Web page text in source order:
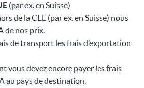
(par ex. en Suisse)
de la CEE (par ex. en Suisse) nous
de nos prix.
de transport les frais d’exportation
vous devez encore payer les frais
au pays de destination.